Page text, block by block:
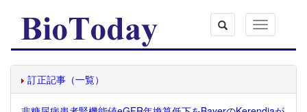
Toggle
navigation
訂正記事（一覧）